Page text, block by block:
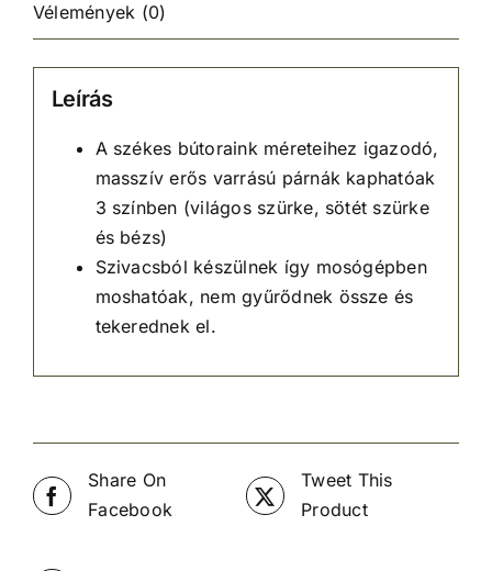
Vélemények (0)
Leírás
A székes bútoraink méreteihez igazodó,
masszív erős varrású párnák kaphatóak
3 színben (világos szürke, sötét szürke
és bézs)
Szivacsból készülnek így mosógépben
moshatóak, nem gyűrődnek össze és
tekerednek el.
Share On
Facebook
Tweet This
Product